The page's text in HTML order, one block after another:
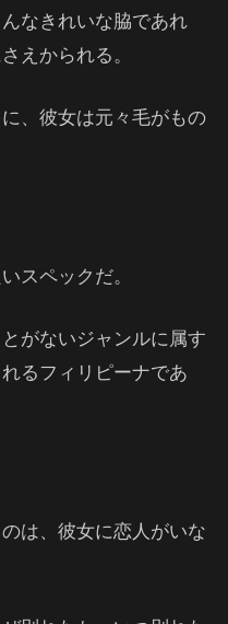
なきれいな脇であれ
えかられる。
、彼女は元々毛がもの
スペックだ。
がないジャンルに属す
るフィリピーナであ
は、彼女に恋人がいな